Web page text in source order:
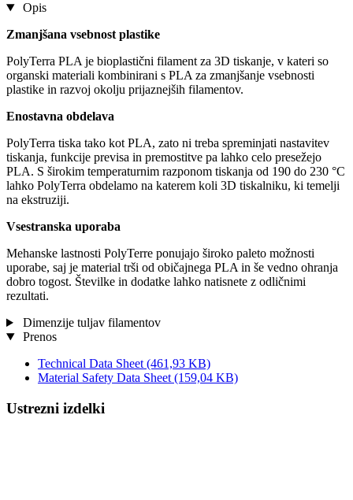
Opis
Zmanjšana vsebnost plastike
PolyTerra PLA je bioplastični filament za 3D tiskanje, v kateri so
organski materiali kombinirani s PLA za zmanjšanje vsebnosti
plastike in razvoj okolju prijaznejših filamentov.
Enostavna obdelava
PolyTerra tiska tako kot PLA, zato ni treba spreminjati nastavitev
tiskanja, funkcije previsa in premostitve pa lahko celo presežejo
PLA. S širokim temperaturnim razponom tiskanja od 190 do 230 °C
lahko PolyTerra obdelamo na katerem koli 3D tiskalniku, ki temelji
na ekstruziji.
Vsestranska uporaba
Mehanske lastnosti PolyTerre ponujajo široko paleto možnosti
uporabe, saj je material trši od običajnega PLA in še vedno ohranja
dobro togost. Številke in dodatke lahko natisnete z odličnimi
rezultati.
Dimenzije tuljav filamentov
Prenos
Technical Data Sheet (461,93 KB)
Material Safety Data Sheet (159,04 KB)
Ustrezni izdelki